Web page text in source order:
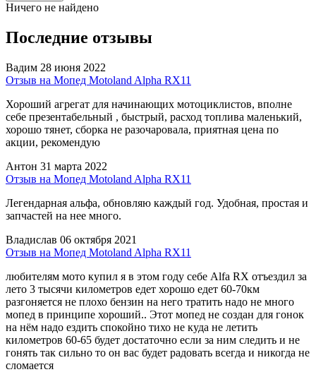
Ничего не найдено
Последние отзывы
Вадим 28 июня 2022
Отзыв на Мопед Motoland Alpha RX11
Хороший агрегат для начинающих мотоциклистов, вполне
себе презентабельный , быстрый, расход топлива маленький,
хорошо тянет, сборка не разочаровала, приятная цена по
акции, рекомендую
Антон 31 марта 2022
Отзыв на Мопед Motoland Alpha RX11
Легендарная альфа, обновляю каждый год. Удобная, простая и
запчастей на нее много.
Владислав 06 октября 2021
Отзыв на Мопед Motoland Alpha RX11
любителям мото купил я в этом году себе Alfa RX отъездил за
лето 3 тысячи километров едет хорошо едет 60-70км
разгоняется не плохо бензин на него тратить надо не много
мопед в принципе хороший.. Этот мопед не создан для гонок
на нём надо ездить спокойно тихо не куда не летить
километров 60-65 будет достаточно если за ним следить и не
гонять так сильно то он вас будет радовать всегда и никогда не
сломается